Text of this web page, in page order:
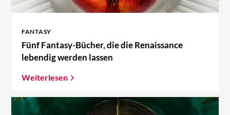
FANTASY
Fünf Fantasy-Bücher, die die Renaissance
lebendig werden lassen
Weiterlesen